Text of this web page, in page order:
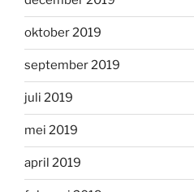
oktober 2019
september 2019
juli 2019
mei 2019
april 2019